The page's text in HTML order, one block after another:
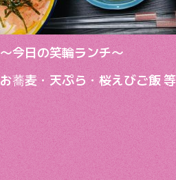
〜今日の笑輪ランチ〜
お蕎麦・天ぷら・桜えびご飯